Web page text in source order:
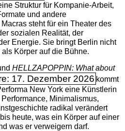
Struktur für Kompanie-Arbeit,
und andere
steht für ein Theater des
sozialen Realität, der
Energie. Sie bringt Berlin nicht
Körper auf die Bühne.
HELLZAPOPPIN: What about
17. Dezember 2026 kommt
New York eine Künstlerin
Minimalismus,
radikal verändert
heute, was ein Körper auf einer
was er verweigern darf.